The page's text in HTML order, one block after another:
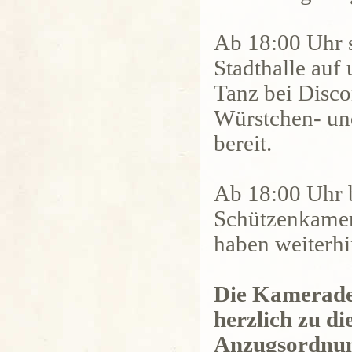
Ab 18:00 Uhr
Stadthalle auf
Tanz bei
Würstchen-
bereit.
Ab 18:00 Uhr
haben
Die
herzlich zu